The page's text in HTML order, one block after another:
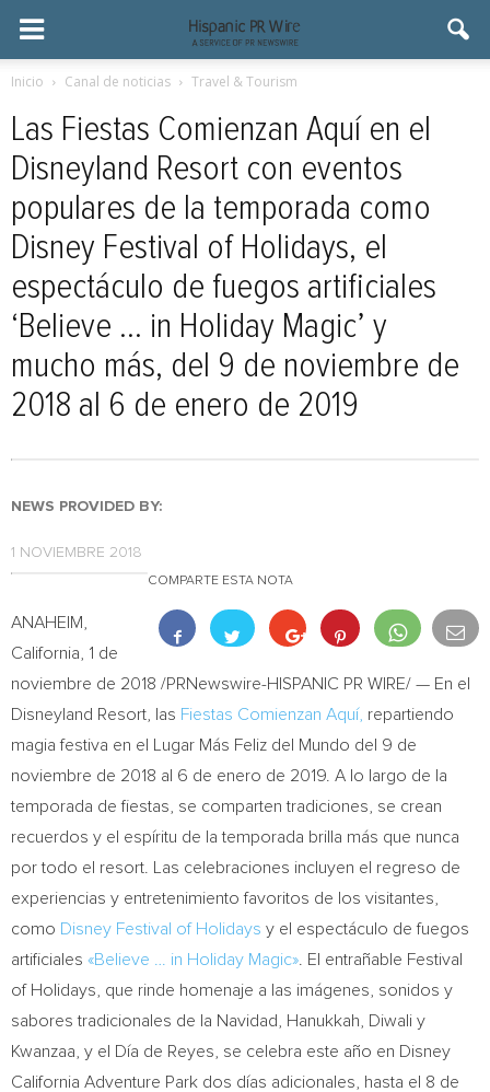
Inicio Canal de noticias Travel & Tourism
Las Fiestas Comienzan Aquí en el
Disneyland Resort con eventos
populares de la temporada como
Disney Festival of Holidays, el
espectáculo de fuegos artificiales
‘Believe … in Holiday Magic’ y
mucho más, del 9 de noviembre de
2018 al 6 de enero de 2019
NEWS PROVIDED BY:
1 NOVIEMBRE 2018
COMPARTE ESTA NOTA
ANAHEIM,
California , 1 de
noviembre de 2018 /PRNewswire-HISPANIC PR WIRE/ — En el
Disneyland Resort, las Fiestas Comienzan Aquí, repartiendo
magia festiva en el Lugar Más Feliz del Mundo del 9 de
noviembre de 2018 al 6 de enero de 2019. A lo largo de la
temporada de fiestas, se comparten tradiciones, se crean
recuerdos y el espíritu de la temporada brilla más que nunca
por todo el resort. Las celebraciones incluyen el regreso de
experiencias y entretenimiento favoritos de los visitantes,
como Disney Festival of Holidays y el espectáculo de fuegos
artificiales «Believe … in Holiday Magic» . El entrañable Festival
of Holidays, que rinde homenaje a las imágenes, sonidos y
sabores tradicionales de la Navidad, Hanukkah, Diwali y
Kwanzaa, y el Día de Reyes, se celebra este año en Disney
California Adventure Park dos días adicionales, hasta el 8 de